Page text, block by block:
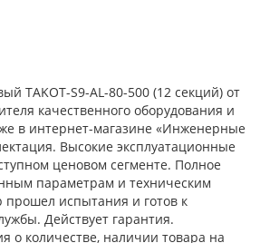
TAKOT-S9-AL-80-500 (12 секций) от
качественного оборудования и
в интернет-магазине «Инженерные
Высокие эксплуатационные
ценовом сегменте. Полное
параметрам и техническим
прошел испытания и готов к
Действует гарантия.
о количестве, наличии товара на